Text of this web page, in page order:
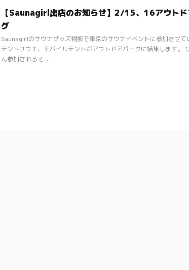
【Saunagirl出店のお知らせ】2/15、16アウトド
グ
Saunagirlのサウナグッズ物販で東京のサウナイベントに参加させて
テントサウナ、モバイルテントがアウトドアパークに結集します。
ん参加されるそ ...